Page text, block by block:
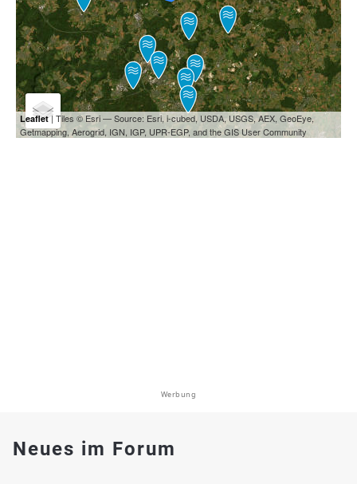
Leaflet| Tiles © Esri — Source: Esri, i-cubed, USDA, USGS, AEX, GeoEye,
Getmapping, Aerogrid, IGN, IGP, UPR-EGP, and the GIS User Community
Werbung
Neues im Forum